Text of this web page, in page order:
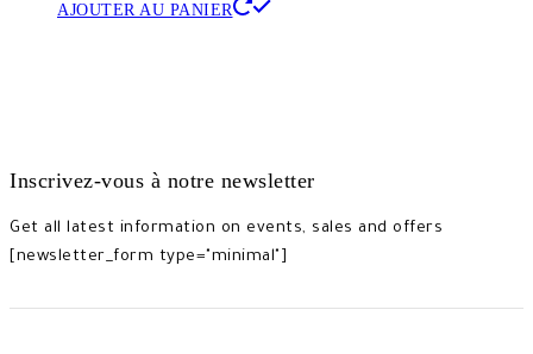
AJOUTER AU PANIER
Inscrivez-vous à notre newsletter
Get all latest information on events, sales and offers
[newsletter_form type="minimal"]